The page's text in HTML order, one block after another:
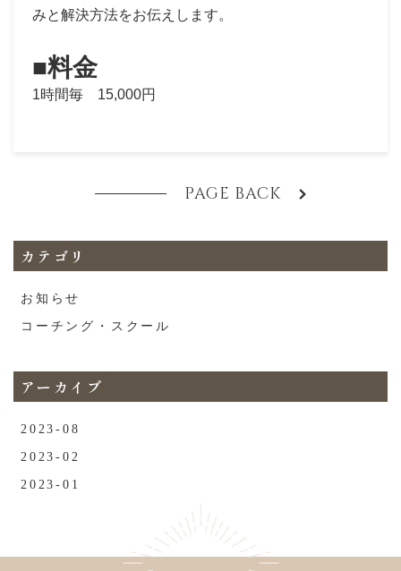
みと解決方法をお伝えします。
■料金
1時間毎 15,000円
PAGE BACK
カテゴリ
お知らせ
コーチング・スクール
アーカイブ
2023-08
2023-02
2023-01